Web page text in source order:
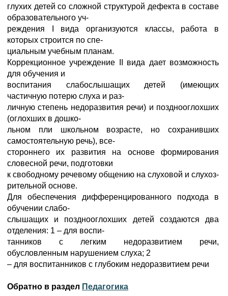
глухих детей со сложной структурой дефекта в составе
образовательного уч-
реждения I вида организуются классы, работа в
которых строится по спе-
циальным учебным планам.
Коррекционное учреждение II вида дает возможность
для обучения и
воспитания слабослышащих детей (имеющих
частичную потерю слуха и раз-
личную степень недоразвития речи) и позднооглохших
(оглохших в дошко-
льном пли школьном возрасте, но сохранивших
самостоятельную речь), все-
стороннего их развития на основе формирования
словесной речи, подготовки
к свободному речевому общению на слуховой и слухоз-
рительной основе.
Для обеспечения дифференцированного подхода в
обучении слабо-
слышащих и позднооглохших детей создаются два
отделения: 1 – для воспи-
танников с легким недоразвитием речи,
обусловленным нарушением слуха; 2
– для воспитанников с глубоким недоразвитием речи
Обратно в раздел Педагогика